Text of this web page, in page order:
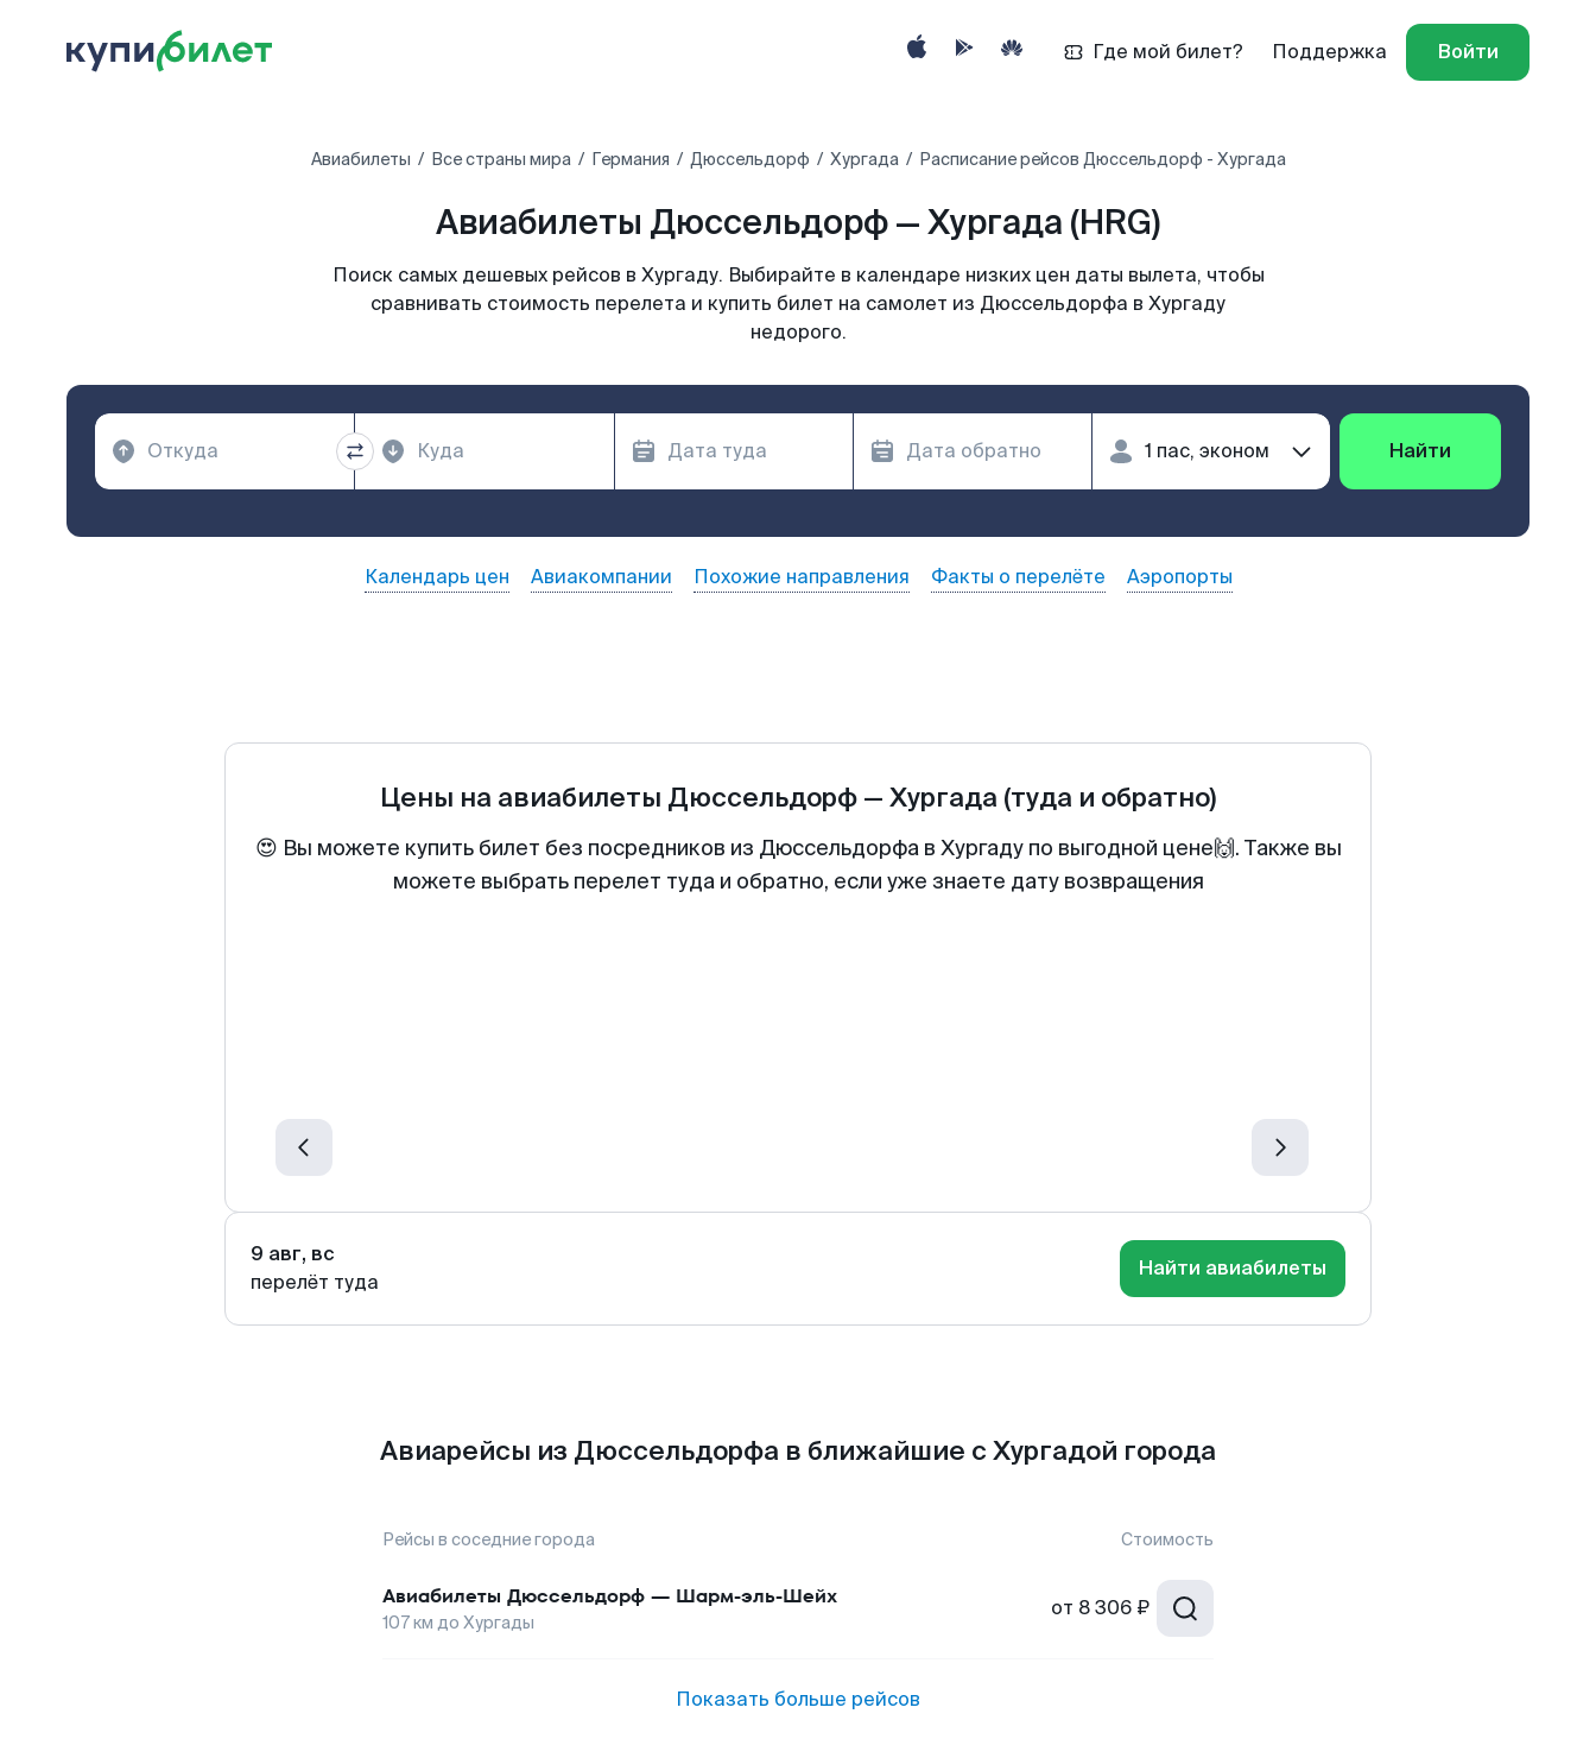
Где мой билет? Поддержка Войти
Авиабилеты Все страны мира Германия Дюссельдорф Хургада Расписание рейсов Дюссельдорф - Хургада
Авиабилеты Дюссельдорф — Хургада (HRG)
Поиск самых дешевых рейсов в Хургаду. Выбирайте в календаре низких цен даты вылета, чтобы
сравнивать стоимость перелета и купить билет на самолет из Дюссельдорфа в Хургаду
недорого.
Найти
Календарь цен Авиакомпании Похожие направления Факты о перелёте Аэропорты
Цены на авиабилеты Дюссельдорф — Хургада (туда и обратно)
😍 Вы можете купить билет без посредников из Дюссельдорфа в Хургаду по выгодной цене🙌. Также вы
можете выбрать перелет туда и обратно, если уже знаете дату возвращения
9 авг, вс
перелёт туда
Найти авиабилеты
Авиарейсы из Дюссельдорфа в ближайшие с Хургадой города
Рейсы в соседние города Стоимость
Авиабилеты Дюссельдорф — Шарм-эль-Шейх
107км до Хургады
от 8 306 ₽
Показать больше рейсов